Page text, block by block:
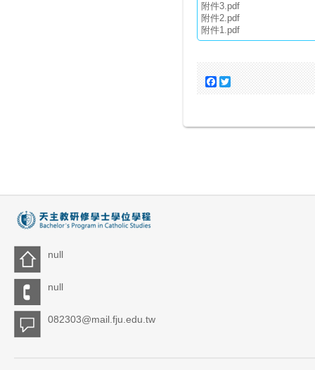
附件3.pdf
附件2.pdf
附件1.pdf
Facebook
null
null
082303@mail.fju.edu.tw